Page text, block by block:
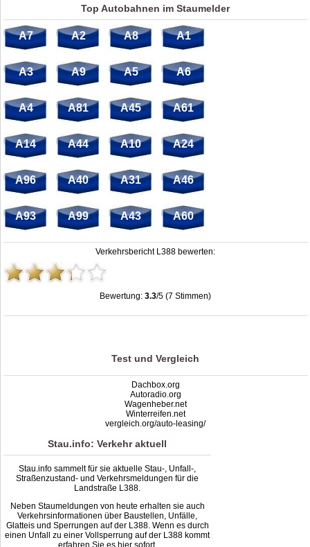
Top Autobahnen im Staumelder
A7 A2 A8 A1
A3 A9 A5 A6
A4 A81 A45 A61
A14 A44 A10 A24
A96 A40 A31 A46
A93 A99 A43 A60
Verkehrsbericht L388 bewerten:
Bewertung:3.3/5 (7 Stimmen)
Stau L388: Unfälle, Sperrung & Baustellen | Staumelder L388 ,3.3out of5based
Test und Vergleich
Dachbox.org
Autoradio.org
Wagenheber.net
Winterreifen.net
vergleich.org/auto-leasing/
Stau.info: Verkehr aktuell
Stau.info sammelt für sie aktuelle Stau-, Unfall-,
Straßenzustand- und Verkehrsmeldungen für die
Landstraße L388.
Neben Staumeldungen von heute erhalten sie auch
Verkehrsinformationen über Baustellen, Unfälle,
Glatteis und Sperrungen auf der L388. Wenn es durch
einen Unfall zu einer Vollsperrung auf der L388 kommt
erfahren Sie es hier sofort.